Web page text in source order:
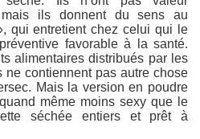
mais ils donnent du sens au
qui entretient chez celui qui le
favorable à la santé.
alimentaires distribués par les
ne contiennent pas autre chose
Mais la version en poudre
même moins sexy que le
séchée entiers et prêt à